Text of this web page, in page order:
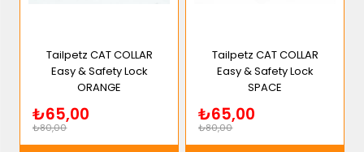
Tailpetz CAT COLLAR
Easy & Safety Lock
ORANGE
₺65,00
₺80,00
Tailpetz CAT COLLAR
Easy & Safety Lock
SPACE
₺65,00
₺80,00